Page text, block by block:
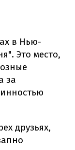
в Нью-
Это место,
за
друзьях,